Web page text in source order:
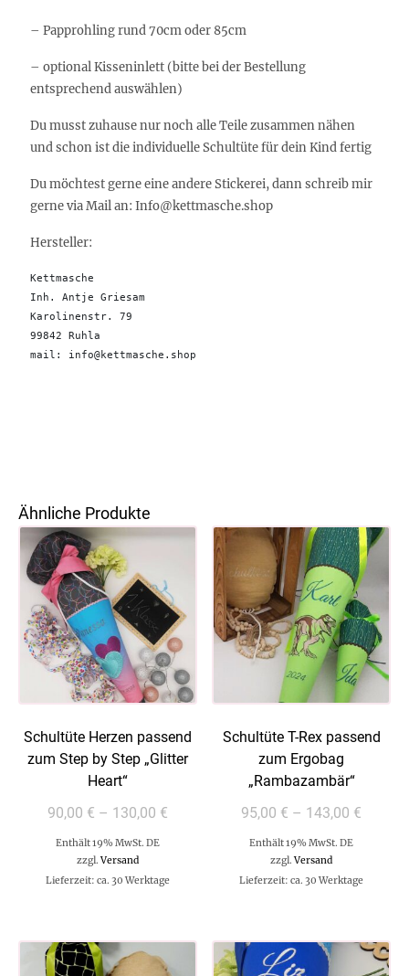
– Papprohling rund 70cm oder 85cm
– optional Kisseninlett (bitte bei der Bestellung
entsprechend auswählen)
Du musst zuhause nur noch alle Teile zusammen nähen
und schon ist die individuelle Schultüte für dein Kind fertig
Du möchtest gerne eine andere Stickerei, dann schreib mir
gerne via Mail an: Info@kettmasche.shop
Hersteller:
Kettmasche
Inh. Antje Griesam
Karolinenstr. 79
99842 Ruhla
mail: info@kettmasche.shop
Ähnliche Produkte
Schultüte Herzen passend
zum Step by Step „Glitter
Heart“
90,00 € – 130,00 €
Enthält 19% MwSt. DE
zzgl.Versand
Lieferzeit: ca. 30 Werktage
Schultüte T-Rex passend
zum Ergobag
„Rambazambär“
95,00 € – 143,00 €
Enthält 19% MwSt. DE
zzgl.Versand
Lieferzeit: ca. 30 Werktage